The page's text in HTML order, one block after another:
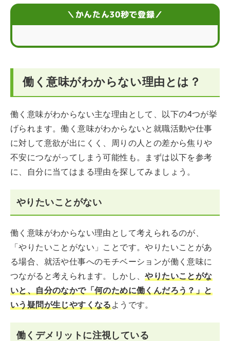
＼かんたん30秒で登録／
働く意味がわからない理由とは？
働く意味がわからない主な理由として、以下の4つが挙
げられます。働く意味がわからないと就職活動や仕事
に対して意欲が出にくく、周りの人との差から焦りや
不安につながってしまう可能性も。まずは以下を参考
に、自分に当てはまる理由を探してみましょう。
やりたいことがない
働く意味がわからない理由として考えられるのが、
「やりたいことがない」ことです。やりたいことがあ
る場合、就活や仕事へのモチベーションが働く意味に
つながると考えられます。しかし、やりたいことがな
いと、自分のなかで「何のために働くんだろう？」と
いう疑問が生じやすくなるようです。
働くデメリットに注視している